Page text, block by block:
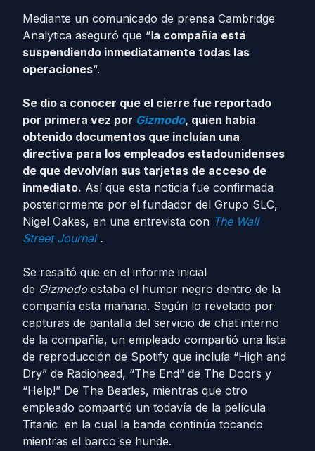
Mediante un comunicado de prensa Cambridge
Analytica aseguró que “la compañía está
suspendiendo inmediatamente todas las
operaciones“.
Se dio a conocer que el cierre fue reportado
por primera vez por Gizmodo, quien había
obtenido documentos que incluían una
directiva para los empleados estadounidenses
de que devolvían sus tarjetas de acceso de
inmediato. Así que esta noticia fue confirmada
posteriormente por el fundador del Grupo SLC,
Nigel Oakes, en una entrevista con The Wall
Street Journal.
Se resaltó que en el informe inicial
de Gizmodo estaba el humor negro dentro de la
compañía esta mañana. Según lo revelado por
capturas de pantalla del servicio de chat interno
de la compañía, un empleado compartió una lista
de reproducción de Spotify que incluía “High and
Dry” de Radiohead, “The End” de The Doors y
“Help!” De The Beatles, mientras que otro
empleado compartió un todavía de la película
Titanic en la cual la banda continúa tocando
mientras el barco se hunde.